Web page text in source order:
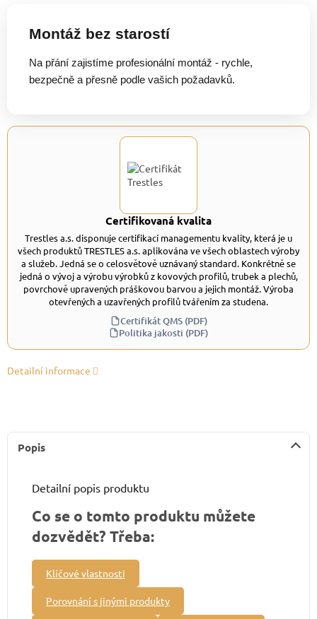
Montáž bez starostí
Na přání zajistíme profesionální montáž - rychle,
bezpečně a přesně podle vašich požadavků.
Certifikovaná kvalita
Trestles a.s. disponuje certifikací managementu kvality, která je u
všech produktů TRESTLES a.s. aplikována ve všech oblastech výroby
a služeb. Jedná se o celosvětově uznávaný standard. Konkrétně se
jedná o vývoj a výrobu výrobků z kovových profilů, trubek a plechů,
povrchově upravených práškovou barvou a jejich montáž. Výroba
otevřených a uzavřených profilů tvářením za studena.
Certifikát QMS (PDF)
Politika jakosti (PDF)
Detailní informace
Popis
Detailní popis produktu
Co se o tomto produktu můžete
dozvědět? Třeba:
Klíčové vlastnosti
Porovnání s jinými produkty